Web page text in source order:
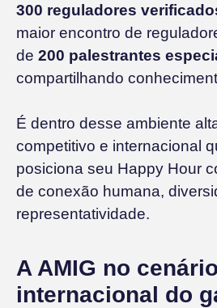
300 reguladores
maior encontro de
de 200 palestrantes
compartilhando
É dentro desse ambiente
competitivo e internacional
posiciona seu Happy Hour
de conexão humana,
representatividade.
A AMIG no cenário
internacional do